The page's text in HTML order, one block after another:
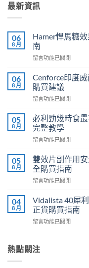
最新資訊
06
8 月
Hamer悍馬糖
南
在
悍
馬
糖
效
真
相：
香
港
家
實
與
貨
購
買
中
留言功能已關閉
06
8 月
Cenforce印度
購買建議
在
印
度
威
而
評
價：
港
家
真
服
得
留言功能已關閉
05
8 月
必利勁幾時食
完整教學
在
利
勁
幾
時
最
有
效？
2026
用
留言功能已關閉
05
8 月
雙效片副作用
全購買指南
在
效
片
副
作
全
留言功能已關閉
04
8 月
Vidalista 40犀
正貨購買指南
在
犀
利
留言功能已關閉
熱點關注